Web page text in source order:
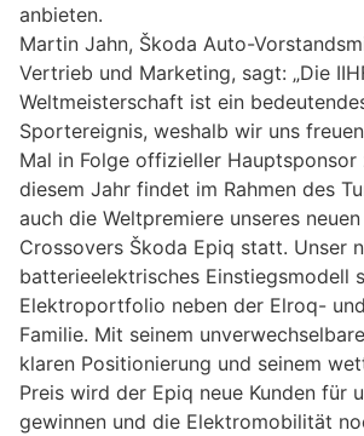
anbieten.
Martin Jahn, Škoda Auto-
Vertrieb und Marketing, sagt: „Die
Weltmeisterschaft ist ein
Sportereignis, weshalb wir uns
Mal in Folge offizieller Hauptsponsor
diesem Jahr findet im Rahmen des
auch die Weltpremiere unseres
Crossovers Škoda Epiq statt. Unser
batterieelektrisches Einstiegsmodell
Elektroportfolio neben der Elroq-
Familie. Mit seinem
klaren Positionierung und seinem
Preis wird der Epiq neue Kunden für
gewinnen und die Elektromobilität